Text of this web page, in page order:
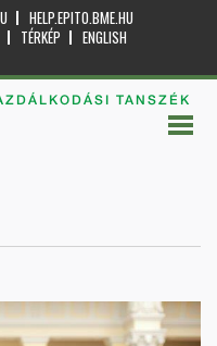
HELP.EPITO.BME.HU
TÉRKÉP
ENGLISH
TANSZÉK